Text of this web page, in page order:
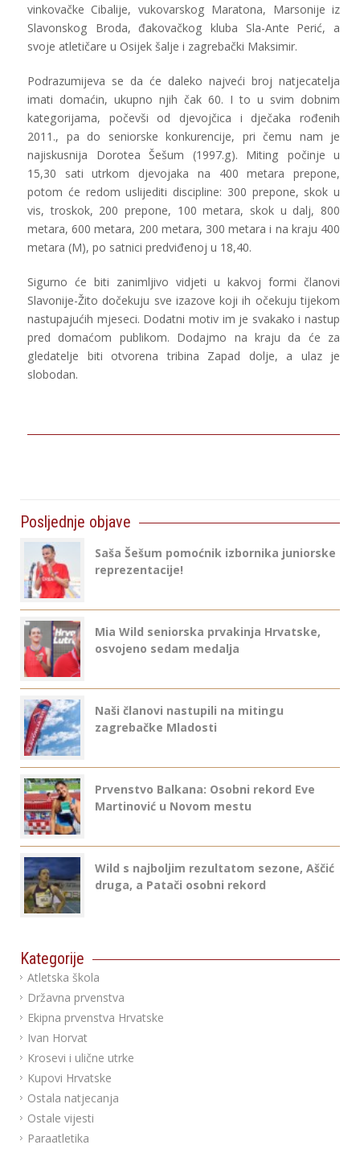
vinkovačke Cibalije, vukovarskog Maratona, Marsonije iz
Slavonskog Broda, đakovačkog kluba Sla-Ante Perić, a
svoje atletičare u Osijek šalje i zagrebački Maksimir.
Podrazumijeva se da će daleko najveći broj natjecatelja
imati domaćin, ukupno njih čak 60. I to u svim dobnim
kategorijama, počevši od djevojčica i dječaka rođenih
2011., pa do seniorske konkurencije, pri čemu nam je
najiskusnija Dorotea Šešum (1997.g). Miting počinje u
15,30 sati utrkom djevojaka na 400 metara prepone,
potom će redom uslijediti discipline: 300 prepone, skok u
vis, troskok, 200 prepone, 100 metara, skok u dalj, 800
metara, 600 metara, 200 metara, 300 metara i na kraju 400
metara (M), po satnici predviđenoj u 18,40.
Sigurno će biti zanimljivo vidjeti u kakvoj formi članovi
Slavonije-Žito dočekuju sve izazove koji ih očekuju tijekom
nastupajućih mjeseci. Dodatni motiv im je svakako i nastup
pred domaćom publikom. Dodajmo na kraju da će za
gledatelje biti otvorena tribina Zapad dolje, a ulaz je
slobodan.
Posljednje objave
Saša Šešum pomoćnik izbornika juniorske
reprezentacije!
Mia Wild seniorska prvakinja Hrvatske,
osvojeno sedam medalja
Naši članovi nastupili na mitingu
zagrebačke Mladosti
Prvenstvo Balkana: Osobni rekord Eve
Martinović u Novom mestu
Wild s najboljim rezultatom sezone, Aščić
druga, a Patači osobni rekord
Kategorije
Atletska škola
Državna prvenstva
Ekipna prvenstva Hrvatske
Ivan Horvat
Krosevi i ulične utrke
Kupovi Hrvatske
Ostala natjecanja
Ostale vijesti
Paraatletika